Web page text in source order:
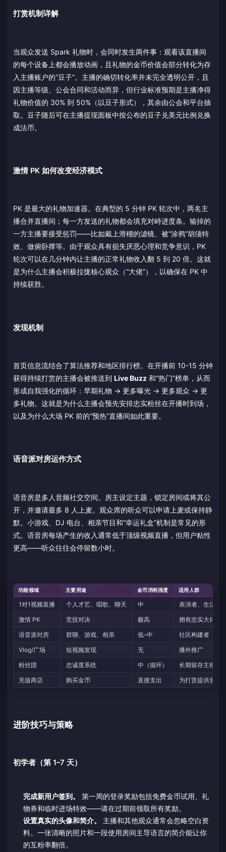
打赏机制详解
当观众发送 Spark 礼物时，会同时发生两件事：观看该直播间
的每个设备上都会播放动画，且礼物的金币价值会部分转化为存
入主播账户的“豆子”。主播的确切转化率并未完全透明公开，且
因主播等级、公会合同和活动而异，但行业标准预期是主播净得
礼物价值的 30% 到 50%（以豆子形式），其余由公会和平台抽
取。豆子随后可在主播提现面板中按公布的豆子兑美元比例兑换
成法币。
激情 PK 如何改变经济模式
PK 是最大的礼物加速器。在典型的 5 分钟 PK 轮次中，两名主
播合并直播间；每一方发送的礼物都会填充对峙进度条。输掉的
一方主播要接受惩罚——比如戴上滑稽的滤镜、被“涂鸦”胡须特
效、做俯卧撑等。由于观众具有损失厌恶心理和竞争意识，PK
轮次可以在几分钟内让主播的正常礼物收入翻 5 到 20 倍。这就
是为什么主播会积极拉拢核心观众（“大佬”），以确保在 PK 中
持续获胜。
发现机制
首页信息流结合了算法推荐和地区排行榜。在开播前 10-15 分钟
获得持续打赏的主播会被推送到 Live Buzz 和“热门”榜单，从而
形成自我强化的循环：早期礼物 → 更多曝光 → 更多观众 → 更
多礼物。这就是为什么主播会预先安排忠实粉丝在开播时到场，
以及为什么大场 PK 前的“预热”直播间如此重要。
语音派对房运作方式
语音房是多人音频社交空间。房主设定主题，锁定房间或将其公
开，并邀请最多 8 人上麦。观众席的听众可以申请上麦或保持静
默。小游戏、DJ 电台、相亲节目和“幸运礼盒”机制是常见的形
式。语音房每场产生的收入通常低于顶级视频直播，但用户粘性
更高——听众往往会停留数小时。
功能领域 主要用途 金币消耗强度 适用人群
1对1视频直播 个人才艺、唱歌、聊天 中
表演者、生活主
激情 PK
竞技对决 极高
拥有忠实大佬的
语音派对房
群聊、游戏、相亲 低–中
社区构建者
Vlog/广场
短视频发现 无
播外推广
粉丝团
忠诚度系统 中（循环）
长期留存主播
充值商店
购买金币 直接支出 为打赏提供资金
进阶技巧与策略
初学者（第 1–7 天）
完成新用户签到。
第一周的登录奖励包括免费金币试用、礼
物券和临时进场特效——请在过期前领取所有奖励。
设置真实的头像和简介。
主播和其他观众通常会忽略空白资
料。一张清晰的照片和一段使用房间主导语言的简介能让你
的互粉率翻倍。